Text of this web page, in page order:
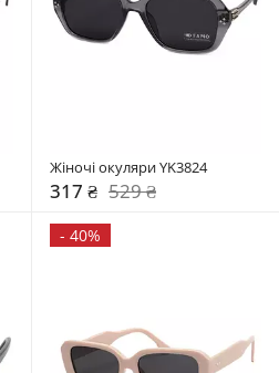
Жіночі окуляри YK3824
317 ₴ 529 ₴
- 40%